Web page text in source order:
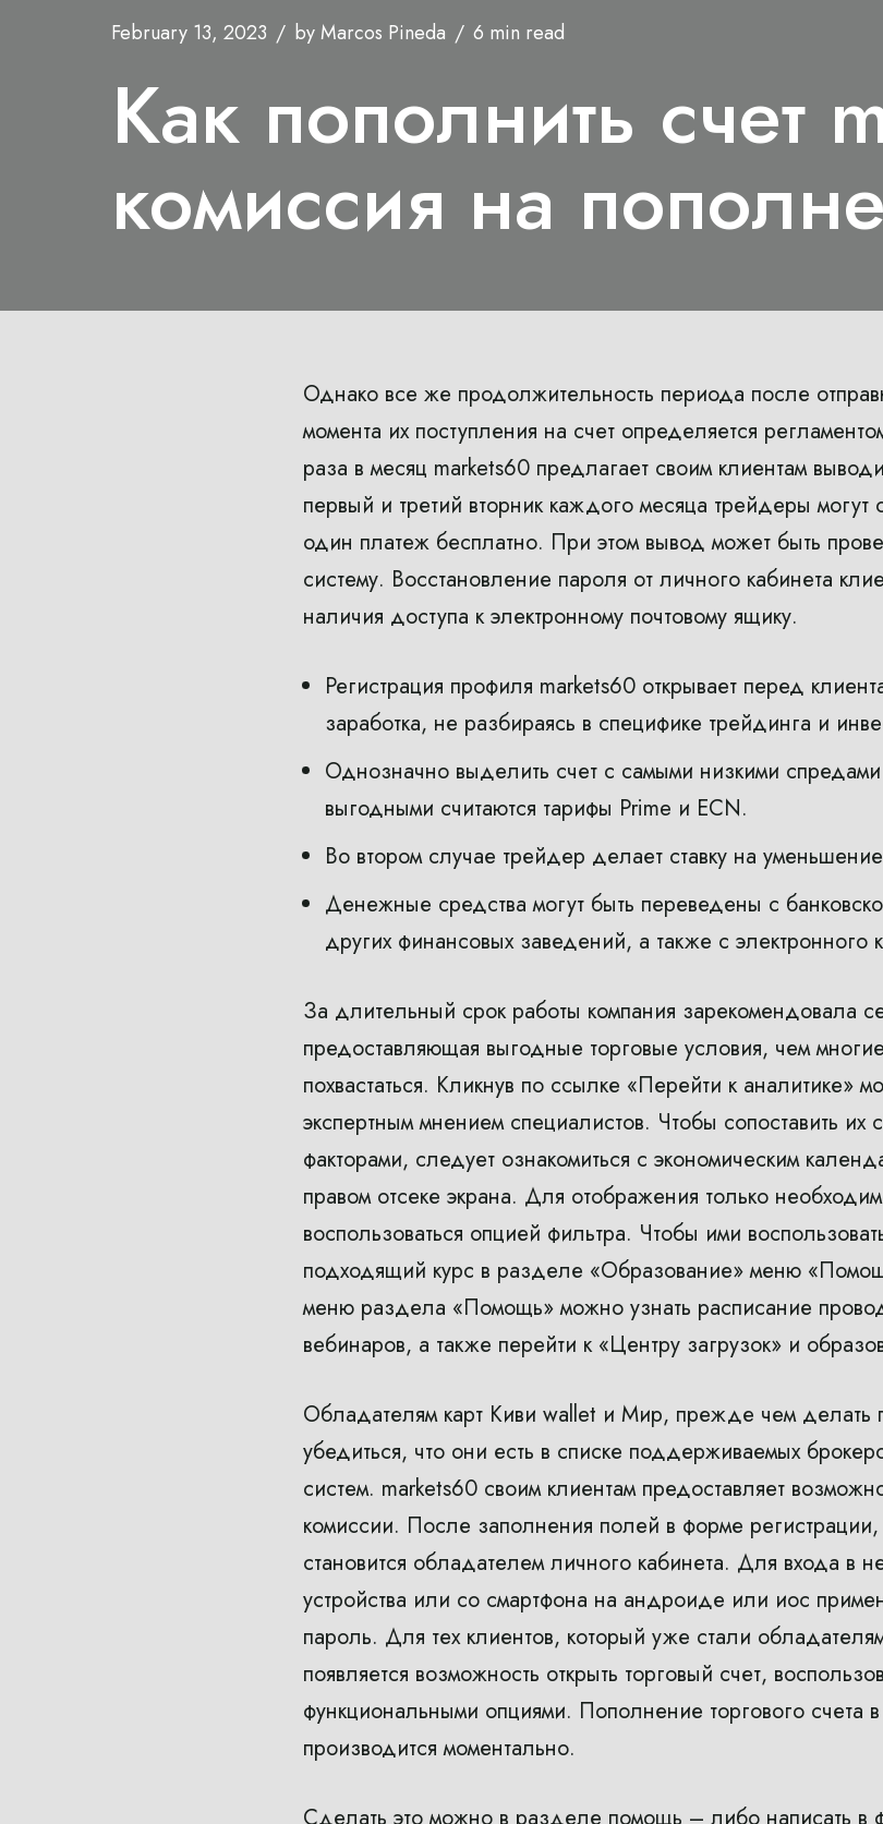
February 13, 2023 byMarcos Pineda 6 min read
Как пополнить счет
комиссия на
Однако все же продолжительность периода после
момента их поступления на счет определяется
раза в месяц markets60 предлагает своим клиентам
первый и третий вторник каждого месяца трейдеры могут
один платеж бесплатно. При этом вывод может быть
систему. Восстановление пароля от личного кабинета
наличия доступа к электронному почтовому ящику.
Регистрация профиля markets60 открывает перед
заработка, не разбираясь в специфике трейдинга и
Однозначно выделить счет с самыми низкими
выгодными считаются тарифы Prime и ECN.
Во втором случае трейдер делает ставку на уменьшение
Денежные средства могут быть переведены с
других финансовых заведений, а также с электронного
За длительный срок работы компания зарекомендовала
предоставляющая выгодные торговые условия, чем
похвастаться. Кликнув по ссылке «Перейти к аналитике»
экспертным мнением специалистов. Чтобы сопоставить их
факторами, следует ознакомиться с экономическим
правом отсеке экрана. Для отображения только
воспользоваться опцией фильтра. Чтобы ими
подходящий курс в разделе «Образование» меню
меню раздела «Помощь» можно узнать расписание
вебинаров, а также перейти к «Центру загрузок» и
Обладателям карт Киви wallet и Мир, прежде чем делать
убедиться, что они есть в списке поддерживаемых
систем. markets60 своим клиентам предоставляет
комиссии. После заполнения полей в форме регистрации,
становится обладателем личного кабинета. Для входа в
устройства или со смартфона на андроиде или иос
пароль. Для тех клиентов, который уже стали
появляется возможность открыть торговый счет,
функциональными опциями. Пополнение торгового счета
производится моментально.